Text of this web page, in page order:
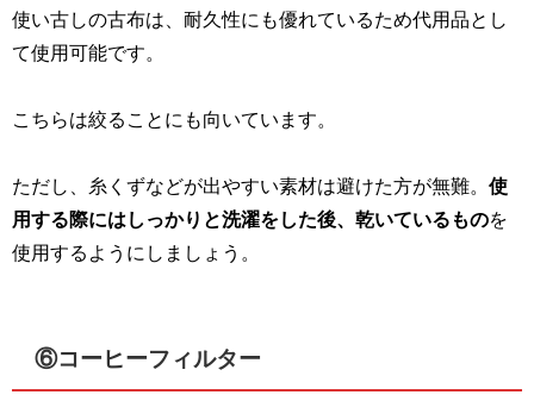
使い古しの古布は、耐久性にも優れているため代用品とし
て使用可能です。
こちらは絞ることにも向いています。
ただし、糸くずなどが出やすい素材は避けた方が無難。 使
用する際にはしっかりと洗濯をした後、乾いているものを
使用するようにしましょう。
⑥コーヒーフィルター